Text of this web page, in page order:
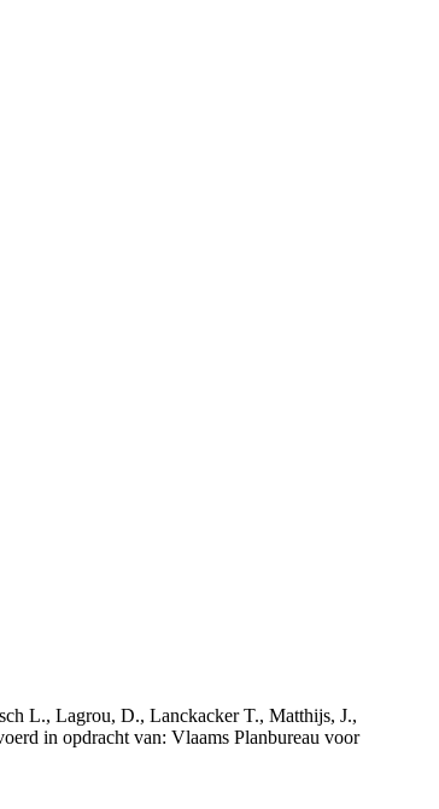
L., Lagrou, D., Lanckacker T., Matthijs, J.,
in opdracht van: Vlaams Planbureau voor